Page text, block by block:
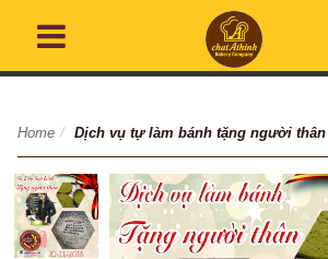
Home / Dịch vụ tự làm bánh tặng người thân